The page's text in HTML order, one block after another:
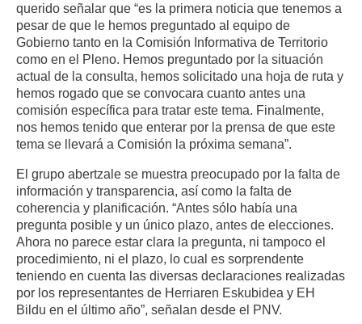
querido señalar que “es la primera noticia que tenemos a
pesar de que le hemos preguntado al equipo de
Gobierno tanto en la Comisión Informativa de Territorio
como en el Pleno. Hemos preguntado por la situación
actual de la consulta, hemos solicitado una hoja de ruta y
hemos rogado que se convocara cuanto antes una
comisión específica para tratar este tema. Finalmente,
nos hemos tenido que enterar por la prensa de que este
tema se llevará a Comisión la próxima semana”.
El grupo abertzale se muestra preocupado por la falta de
información y transparencia, así como la falta de
coherencia y planificación. “Antes sólo había una
pregunta posible y un único plazo, antes de elecciones.
Ahora no parece estar clara la pregunta, ni tampoco el
procedimiento, ni el plazo, lo cual es sorprendente
teniendo en cuenta las diversas declaraciones realizadas
por los representantes de Herriaren Eskubidea y EH
Bildu en el último año”, señalan desde el PNV.